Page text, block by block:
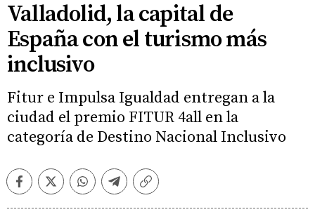
Valladolid, la capital de
España con el turismo más
inclusivo
Fitur e Impulsa Igualdad entregan a la
ciudad el premio FITUR 4all en la
categoría de Destino Nacional Inclusivo
FacebookTwitterWhatsappTelegramCopiar